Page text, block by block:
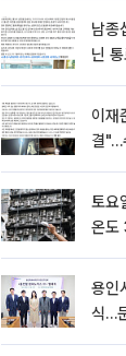
남종
닌
이재
결"…
토요
온도
용인
식…